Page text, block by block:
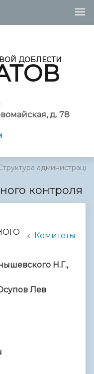
ДОБЛЕСТИ
д. 78
администрации
контроля
Комитеты
Н.Г.,
Лев